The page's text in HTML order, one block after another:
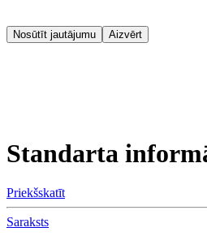
Nosūtīt jautājumu Aizvērt
Standarta
Priekšskatīt
Saraksts